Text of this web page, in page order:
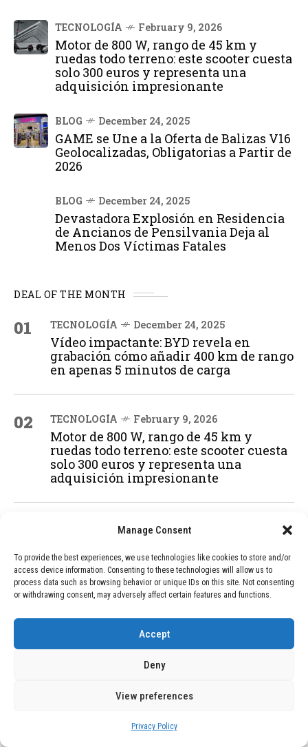
Manage Consent
To provide the best experiences, we use technologies like cookies to store and/or
access device information. Consenting to these technologies will allow us to
process data such as browsing behavior or unique IDs on this site. Not consenting
or withdrawing consent, may adversely affect certain features and functions.
Accept
Deny
View preferences
Privacy Policy
TECNOLOGÍA February 9, 2026
Motor de 800 W, rango de 45 km y
ruedas todo terreno: este scooter cuesta
solo 300 euros y representa una
adquisición impresionante
BLOG December 24, 2025
GAME se Une a la Oferta de Balizas V16
Geolocalizadas, Obligatorias a Partir de
2026
BLOG December 24, 2025
Devastadora Explosión en Residencia
de Ancianos de Pensilvania Deja al
Menos Dos Víctimas Fatales
DEAL OF THE MONTH
01 TECNOLOGÍA December 24, 2025
Vídeo impactante: BYD revela en
grabación cómo añadir 400 km de rango
en apenas 5 minutos de carga
02 TECNOLOGÍA February 9, 2026
Motor de 800 W, rango de 45 km y
ruedas todo terreno: este scooter cuesta
solo 300 euros y representa una
adquisición impresionante
December 24, 2025
Geolocalizadas, Obligatorias a Partir de
2026
04 BLOG December 24, 2025
Devastadora Explosión en Residencia
de Ancianos de Pensilvania Deja al
Menos Dos Víctimas Fatales